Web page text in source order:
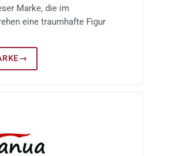
Marke, die im
eine traumhafte Figur
→